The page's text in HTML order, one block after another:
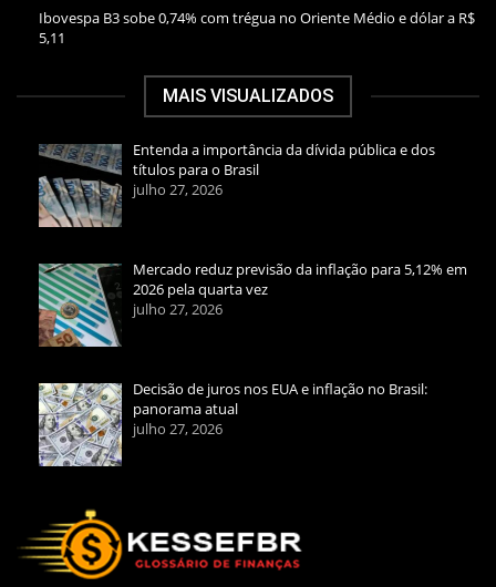
Ibovespa B3 sobe 0,74% com trégua no Oriente Médio e dólar a R$
5,11
MAIS VISUALIZADOS
Entenda a importância da dívida pública e dos
títulos para o Brasil
julho 27, 2026
Mercado reduz previsão da inflação para 5,12% em
2026 pela quarta vez
julho 27, 2026
Decisão de juros nos EUA e inflação no Brasil:
panorama atual
julho 27, 2026